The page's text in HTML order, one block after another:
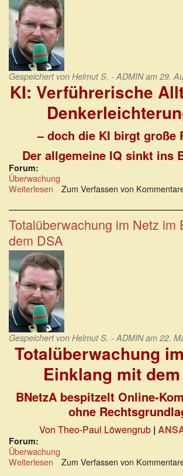
Gespeichert von Helmut S. - ADMINam 29.
KI: Verführerische
– doch die KI birgt große
Der allgemeine IQ sinkt ins
Forum:
Überwachung
Weiterlesen über
Alltags-
und
Denkerleichterungen
durch
KI
Zum Verfassen von
Totalüberwachung im Netz im
dem DSA
Gespeichert von Helmut S. - ADMINam 22.
Totalüberwachung
Einklang mit
BNetzA bespitzelt Online-
ohne
Von Theo-Paul Löwengrub |
Forum:
Überwachung
Weiterlesen über
Zum Verfassen von